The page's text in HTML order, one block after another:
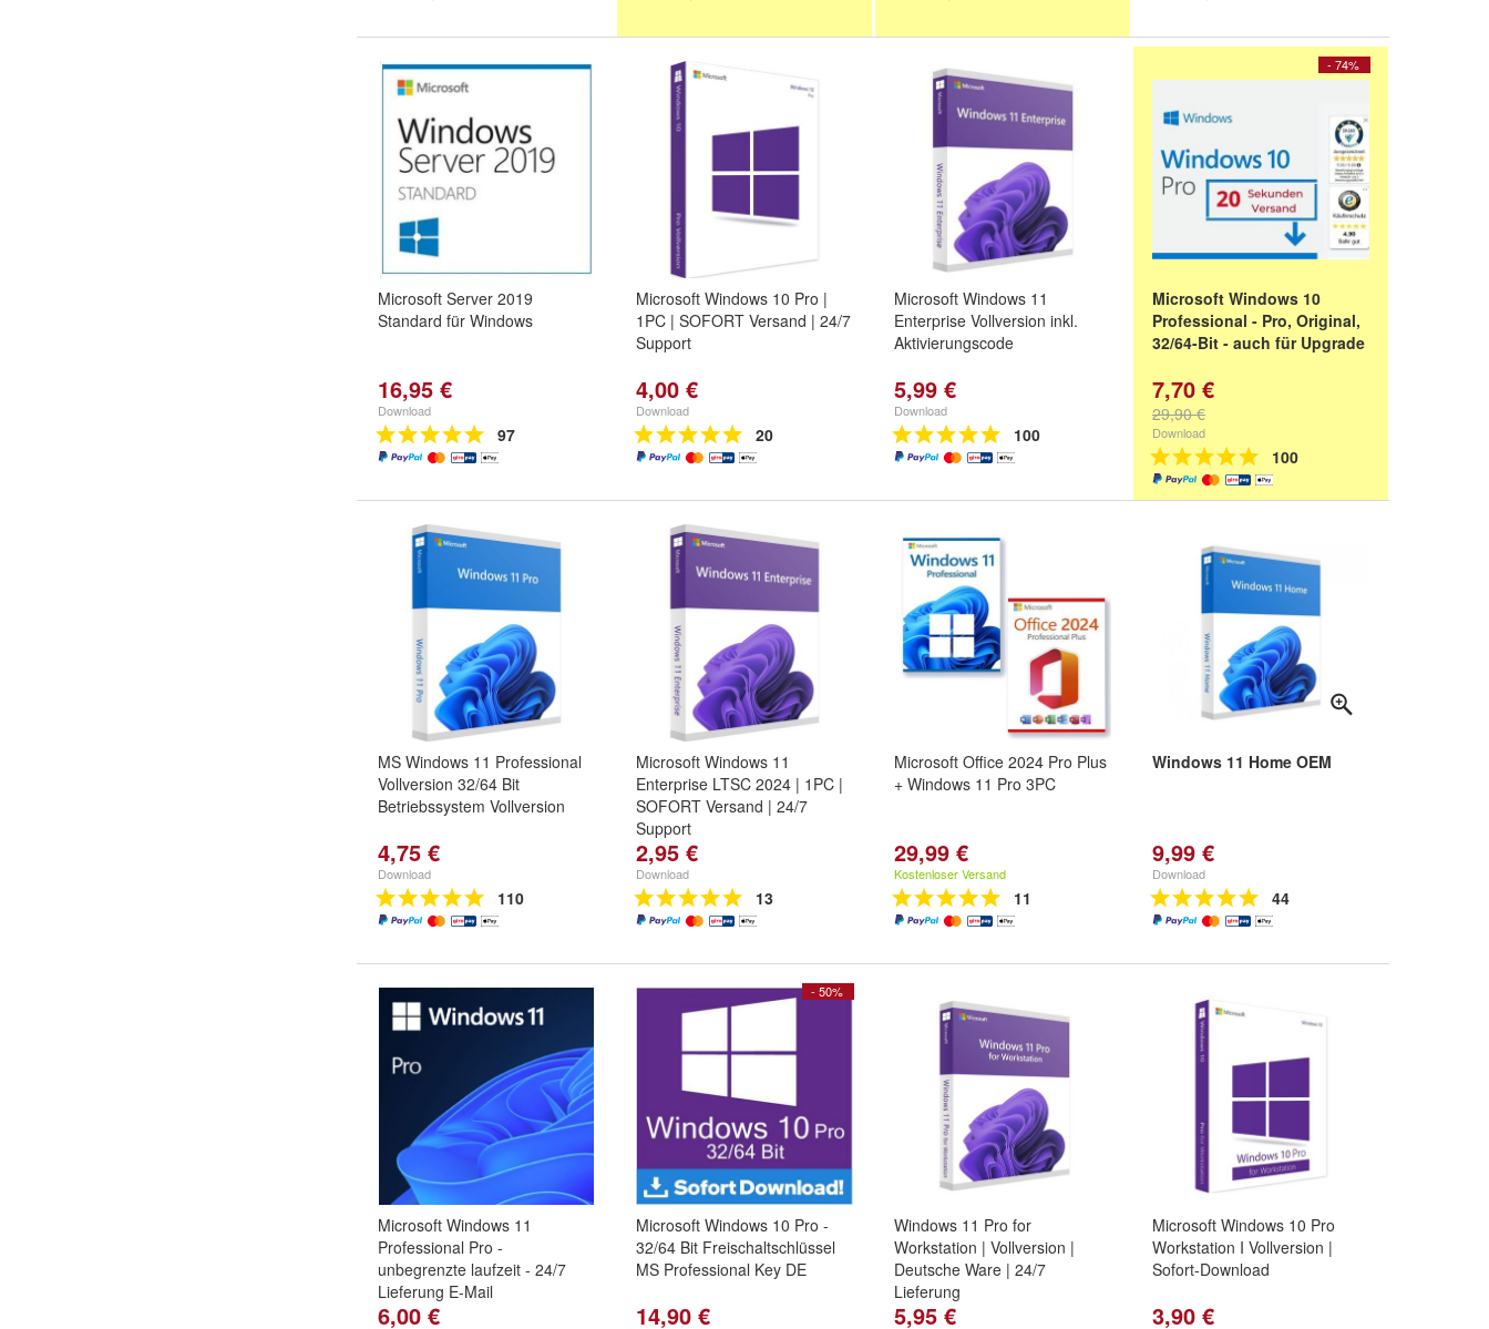
Microsoft Server 2019
Standard für Windows
16,95 €
Download
97
Microsoft Windows 10 Pro |
1PC | SOFORT Versand | 24/7
Support
4,00 €
Download
20
Microsoft Windows 11
Enterprise Vollversion inkl.
Aktivierungscode
5,99 €
Download
100
- 74%
Microsoft Windows 10
Professional - Pro, Original,
32/64-Bit - auch für Upgrade
7,70 €
29,90 €
Download
100
MS Windows 11 Professional
Vollversion 32/64 Bit
Betriebssystem Vollversion
4,75 €
Download
110
Microsoft Windows 11
Enterprise LTSC 2024 | 1PC |
SOFORT Versand | 24/7
Support
2,95 €
Download
13
Microsoft Office 2024 Pro Plus
+ Windows 11 Pro 3PC
29,99 €
Kostenloser Versand
11
Windows 11 Home OEM
9,99 €
Download
44
Microsoft Windows 11
Professional Pro -
unbegrenzte laufzeit - 24/7
Lieferung E-Mail
6,00 €
- 50%
Microsoft Windows 10 Pro -
32/64 Bit Freischaltschlüssel
MS Professional Key DE
14,90 €
Windows 11 Pro for
Workstation | Vollversion |
Deutsche Ware | 24/7
Lieferung
5,95 €
Microsoft Windows 10 Pro
Workstation I Vollversion |
Sofort-Download
3,90 €